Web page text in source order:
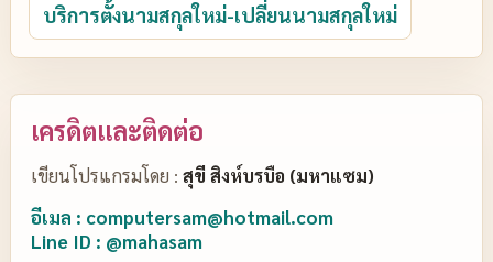
บริการตั้งนามสกุลใหม่-เปลี่ยนนามสกุลใหม่
เครดิตและติดต่อ
เขียนโปรแกรมโดย : สุขี สิงห์บรบือ (มหาแซม)
อีเมล : computersam@hotmail.com
Line ID : @mahasam